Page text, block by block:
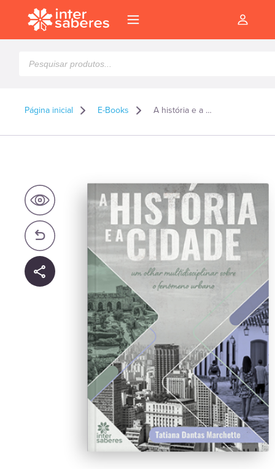
produtos
Página inicial E-Books A história e a cidade: um olhar multidisciplinar sobre o fenômeno urbano – E-book